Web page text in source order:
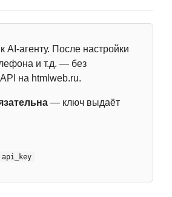
агенту. После настройки
и т.д. — без
на htmlweb.ru.
— ключ выдаёт